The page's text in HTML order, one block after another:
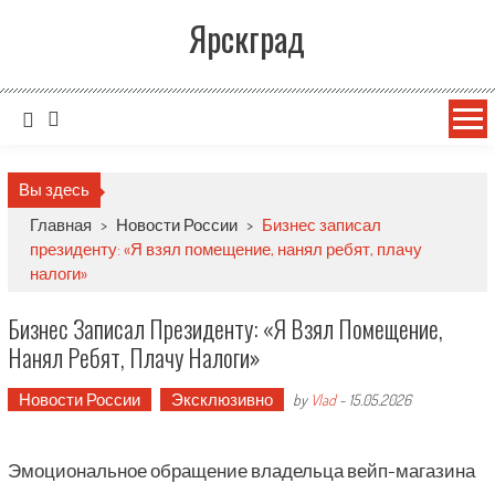
Ярскград
Вы здесь
Главная > Новости России > Бизнес записал
президенту: «Я взял помещение, нанял ребят, плачу
налоги»
Бизнес Записал Президенту: «Я Взял Помещение,
Нанял Ребят, Плачу Налоги»
Новости России Эксклюзивно by Vlad- 15.05.2026
Эмоциональное обращение владельца вейп-магазина